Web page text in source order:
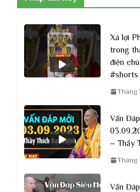
Tháng 7 Là Tháng
#Vulan
Tháng 12 3, 2025
Xá lợi
trong
điện
#shorts
Tháng
Vấn
– Thầy
Tháng
Vấn